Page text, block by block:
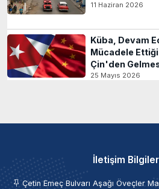
11 Haziran 2026
Küba, Devam
Mücadele
Çin'den
25 Mayıs 2026
İletişim
Çetin Emeç Bulvarı Aşağı Öveçler